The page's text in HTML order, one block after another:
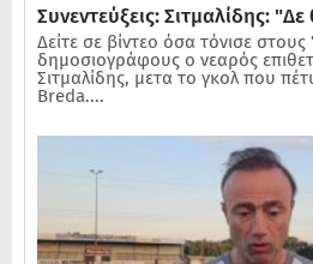
Συνεντεύξεις: Σιτμαλίδης:
Δείτε σε βίντεο όσα τόνισε στους
δημοσιογράφους ο νεαρός
Σιτμαλίδης, μετα το γκολ που
Breda....